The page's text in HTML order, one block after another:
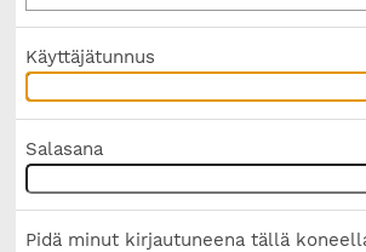
Käyttäjätunnus
Salasana
Pidä minut kirjautuneena tällä